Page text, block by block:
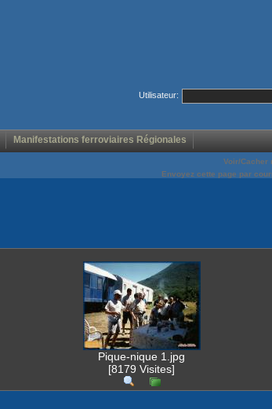
Utilisateur:
Manifestations ferroviaires Régionales
Voir/Cacher
Envoyez cette page par
Pique-nique 1.jpg
[8179 Visites]